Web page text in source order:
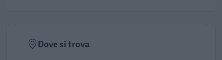
Dove si trova